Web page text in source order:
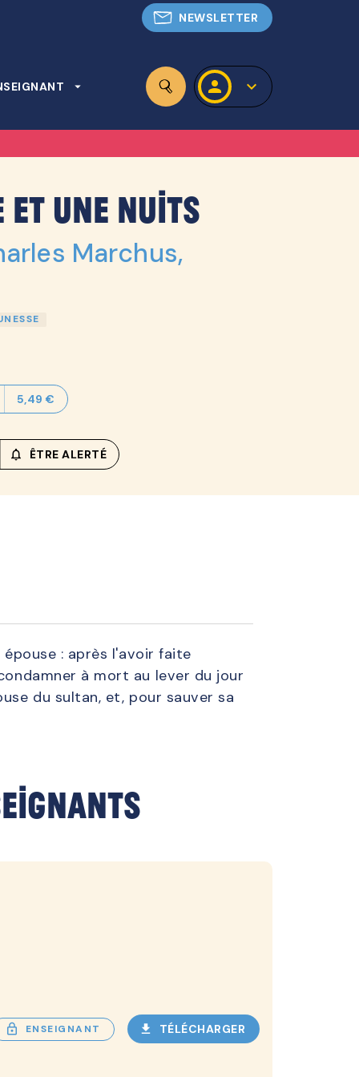
NEWSLETTER
personn keyboard_arrow_down
arrow_drop_down
search
et une nuits
Marchus,
5,49 €
notifications_none_outlined
ÊTRE ALERTÉ
: après l'avoir faite
à mort au lever du jour
du sultan, et, pour sauver sa
lock_outlinedENSEIGNANT download TÉLÉCHARGER